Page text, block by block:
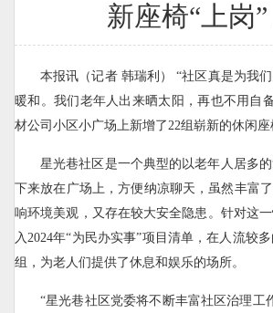
新座椅“上岗
本报讯（记者 韩瑞利） “社区真是为我
暖和。我们老年人出来晒太阳，再也不用自
材公司小区小广场上新增了22组崭新的休闲
星光巷社区是一个典型的以老年人居多
下来放在广场上，方便纳凉聊天，虽然丰富
响环境美观，又存在较大安全隐患。针对这
入2024年“为民办实事”项目清单，在人流较
组，为老人们提供了休息和娱乐的场所。
“星光巷社区党委将不断丰富社区治理工